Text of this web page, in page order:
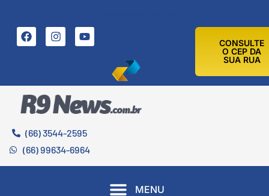
CONSULTE
O CEP DA
SUA RUA
(66) 3544-2595
(66) 99634-6964
MENU